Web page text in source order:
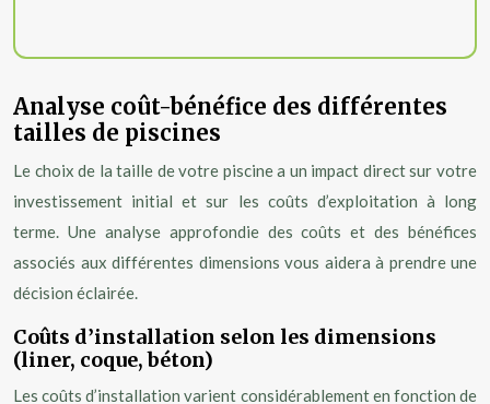
Analyse coût-bénéfice des différentes
tailles de piscines
Le choix de la taille de votre piscine a un impact direct sur votre
investissement initial et sur les coûts d’exploitation à long
terme. Une analyse approfondie des coûts et des bénéfices
associés aux différentes dimensions vous aidera à prendre une
décision éclairée.
Coûts d’installation selon les dimensions
(liner, coque, béton)
Les coûts d’installation varient considérablement en fonction de